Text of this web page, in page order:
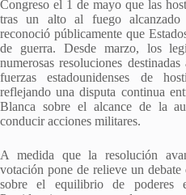
Congreso el 1 de mayo que las
tras un alto al fuego alcanzado
reconoció públicamente que
de guerra. Desde marzo, los
numerosas resoluciones
fuerzas estadounidenses de
reflejando una disputa continua
Blanca sobre el alcance de la
conducir acciones militares.
A medida que la resolución
votación pone de relieve un
sobre el equilibrio de poderes